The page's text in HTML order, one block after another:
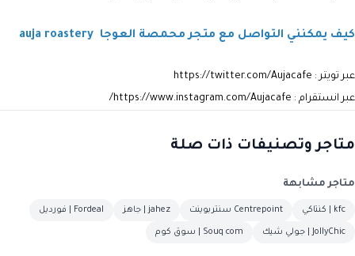
كيف يمكنني التواصل مع متجر محمصة العوجا auja roastery
عبر تويتر : https://twitter.com/Aujacafe
عبر انستقرام : https://www.instagram.com/Aujacafe/
متاجر وتصنيفات ذات صلة
متاجر مشابهة
kfc | كنتاكي Centrepoint سنتربوينت jahez | جاهز Fordeal | فورديل
JollyChic | جولي شيك Souq com | سوق كوم